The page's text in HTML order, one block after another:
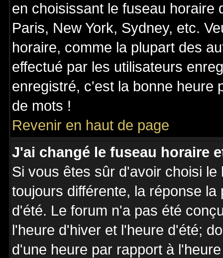
en choisissant le fuseau horaire
Paris, New York, Sydney, etc.
horaire, comme la plupart des
effectué par les utilisateurs
enregistré, c'est la bonne heure
de mots !
Revenir en haut de page
J'ai changé le fuseau horaire
Si vous êtes sûr d'avoir choisi
toujours différente, la réponse
d'été. Le forum n'a pas été
l'heure d'hiver et l'heure d'été;
d'une heure par rapport à